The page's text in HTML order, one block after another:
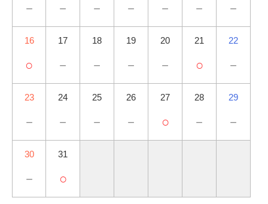
－ － － － － － －
16
○
17
－
18
－
19
－
20
－
21
○
22
－
23
－
24
－
25
－
26
－
27
○
28
－
29
－
30
－
31
○